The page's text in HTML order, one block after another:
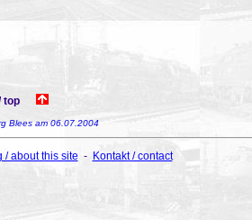
/ top
Blees am 06.07.2004
/ about this site- Kontakt / contact